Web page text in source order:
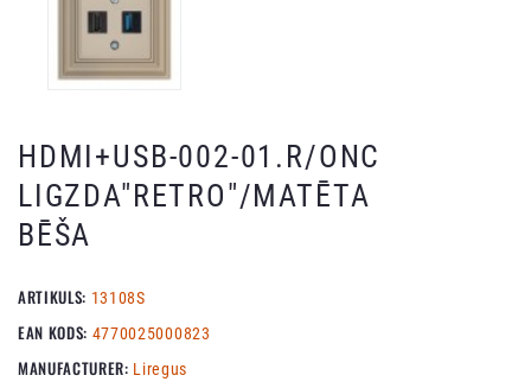
HDMI+USB-002-01.R/ONC
LIGZDA"RETRO"/MATĒTA
BĒŠA
ARTIKULS: 13108S
EAN KODS: 4770025000823
MANUFACTURER: Liregus